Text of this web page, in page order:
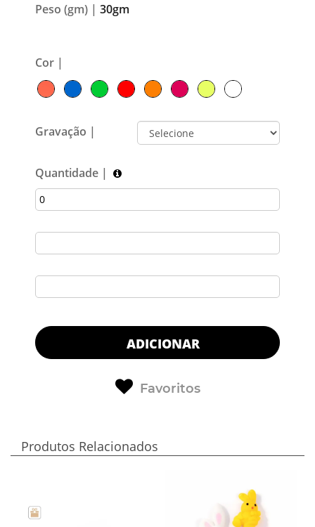
Peso (gm) | 30gm
Cor |
Gravação |
Quantidade |
ADICIONAR
Favoritos
Produtos Relacionados